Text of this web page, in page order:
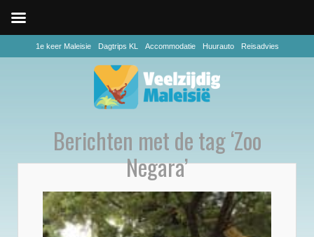
1e keer Maleisie Dagtrips KL Accommodatie Huurauto Reisadvies
Berichten met de tag ‘Zoo
Negara’